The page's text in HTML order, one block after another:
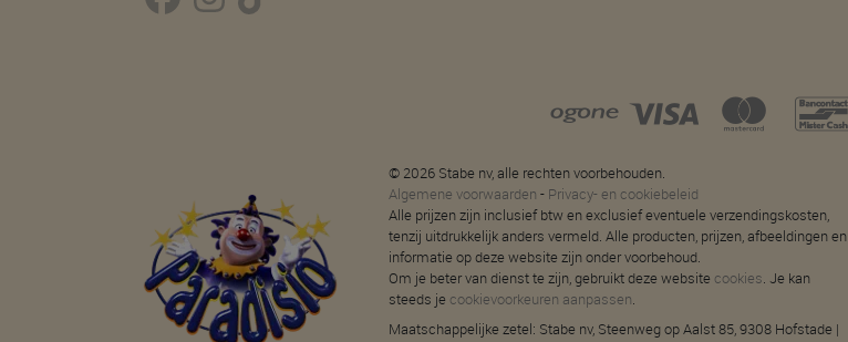
© 2026 Stabe nv, alle rechten voorbehouden.
Algemene voorwaarden - Privacy- en cookiebeleid
Alle prijzen zijn inclusief btw en exclusief eventuele verzendingskosten,
tenzij uitdrukkelijk anders vermeld. Alle producten, prijzen, afbeeldingen en
informatie op deze website zijn onder voorbehoud.
Om je beter van dienst te zijn, gebruikt deze website cookies. Je kan
steeds je cookievoorkeuren aanpassen.
Maatschappelijke zetel: Stabe nv, Steenweg op Aalst 85, 9308 Hofstade |